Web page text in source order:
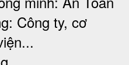
Công ty, cơ